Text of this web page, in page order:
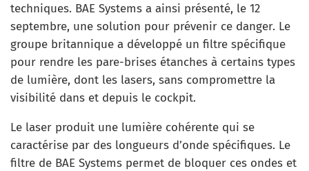
techniques. BAE Systems a ainsi présenté, le 12
septembre, une solution pour prévenir ce danger. Le
groupe britannique a développé un filtre spécifique
pour rendre les pare-brises étanches à certains types
de lumière, dont les lasers, sans compromettre la
visibilité dans et depuis le cockpit.
Le laser produit une lumière cohérente qui se
caractérise par des longueurs d’onde spécifiques. Le
filtre de BAE Systems permet de bloquer ces ondes et